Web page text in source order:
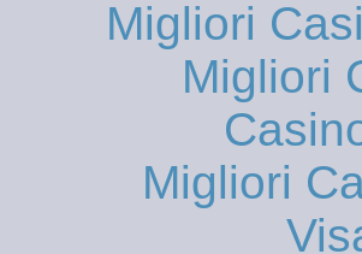
Migliori
Migliori
Migliori